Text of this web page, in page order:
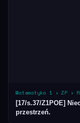
Matematyka 1 › ZP ›
[17/s.37/Z1POE]
przestrzeń.